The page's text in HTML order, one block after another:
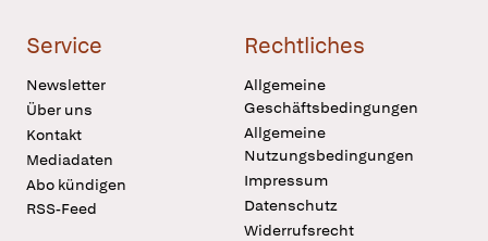
Service
Newsletter
Über uns
Kontakt
Mediadaten
Abo kündigen
RSS-Feed
Rechtliches
Allgemeine
Geschäftsbedingungen
Allgemeine
Nutzungsbedingungen
Impressum
Datenschutz
Widerrufsrecht